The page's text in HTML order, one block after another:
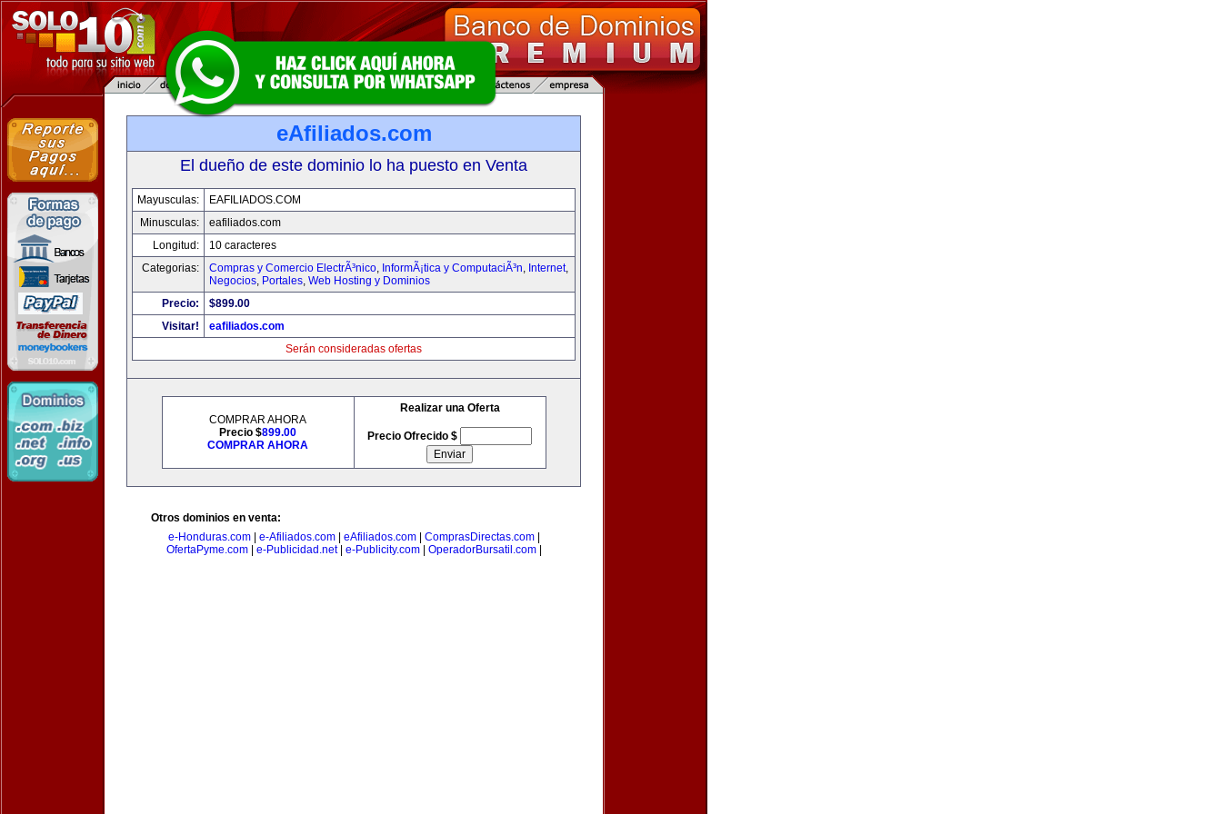
eAfiliados.com
El dueño de este dominio lo ha puesto en Venta
Mayusculas:
EAFILIADOS.COM
Minusculas:
eafiliados.com
Longitud:
10 caracteres
Categorias:
Compras y Comercio ElectrÃ³nico, InformÃ¡tica y ComputaciÃ³n, Internet,
Negocios, Portales, Web Hosting y Dominios
Precio:
$899.00
Visitar!
eafiliados.com
Serán consideradas ofertas
COMPRAR AHORA
Precio $899.00
COMPRAR AHORA
Realizar una Oferta
Precio Ofrecido $
Otros dominios en venta:
e-Honduras.com| e-Afiliados.com| eAfiliados.com| ComprasDirectas.com|
OfertaPyme.com| e-Publicidad.net| e-Publicity.com| OperadorBursatil.com|